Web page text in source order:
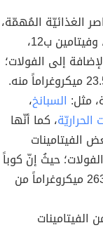
الغذائيّة المُهمّة،
، وفيتامين ب12،
إلى الفولات؛
مثل: السبانخ،
الحراريّة، كما أنّها
الفيتامينات
حيثُ إنّ كوباً
واحداً من السبانخ يحتوي على ما مقداره 263 ميكروغراماً من